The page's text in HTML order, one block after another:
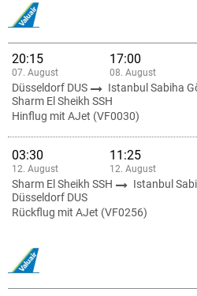
20:15
07. August
17:00
08. August
Düsseldorf DUS
Istanbul Sabiha
Sharm El Sheikh SSH
Hinflug mit AJet (VF0030)
03:30
12. August
11:25
12. August
Sharm El Sheikh SSH
Istanbul
Düsseldorf DUS
Rückflug mit AJet (VF0256)